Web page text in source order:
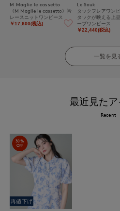
M Maglie le cassetto
《M Maglie le cassetto》衿
レースニットワンピース
￥17,600(税込)
Le Souk
タックフレアワン
タックが映える上
ープワンピース
￥22,440(税込)
一覧を見
最近見た
Recent
30%
OFF
再値下げ